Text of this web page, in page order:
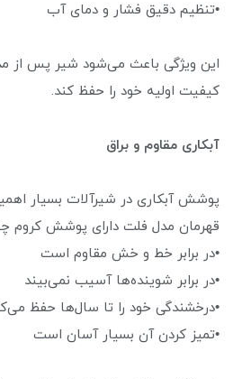
•تنظیم دقیق فشار و دمای آب
این ویژگی باعث می‌شود شیر پس از
کیفیت اولیه خود را حفظ کند.
آبکاری مقاوم و براق
پوشش آبکاری در شیرآلات بسیار
قهرمان مدل فلت دارای پوشش کروم
•در برابر خط و خش مقاوم است
•در برابر شوینده‌ها آسیب نمی‌بیند
•درخشندگی خود را تا سال‌ها حفظ
•تمیز کردن آن بسیار آسان است